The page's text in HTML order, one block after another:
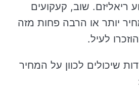
ריאליזם. שוב, קעקועים
יותר או הרבה פחות מזה
לעיל.
שיכולים לכוון על המחיר